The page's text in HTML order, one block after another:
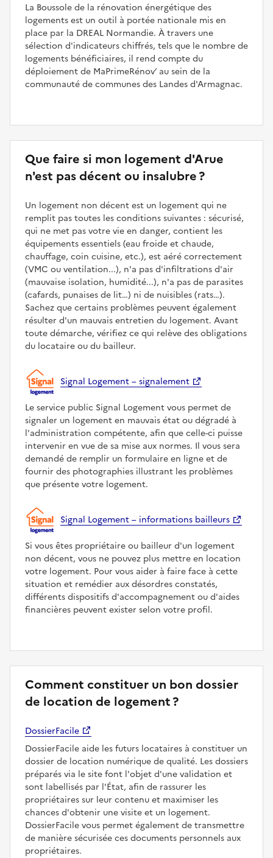
La Boussole de la rénovation énergétique des
logements est un outil à portée nationale mis en
place par la DREAL Normandie. À travers une
sélection d'indicateurs chiffrés, tels que le nombre de
logements bénéficiaires, il rend compte du
déploiement de MaPrimeRénov’ au sein de la
communauté de communes des Landes d'Armagnac.
Que faire si mon logement d'Arue
n'est pas décent ou insalubre ?
Un logement non décent est un logement qui ne
remplit pas toutes les conditions suivantes : sécurisé,
qui ne met pas votre vie en danger, contient les
équipements essentiels (eau froide et chaude,
chauffage, coin cuisine, etc.), est aéré correctement
(VMC ou ventilation...), n'a pas d'infiltrations d'air
(mauvaise isolation, humidité...), n'a pas de parasites
(cafards, punaises de lit…) ni de nuisibles (rats…).
Sachez que certains problèmes peuvent également
résulter d'un mauvais entretien du logement. Avant
toute démarche, vérifiez ce qui relève des obligations
du locataire ou du bailleur.
Signal Logement – signalement
Le service public Signal Logement vous permet de
signaler un logement en mauvais état ou dégradé à
l'administration compétente, afin que celle-ci puisse
intervenir en vue de sa mise aux normes. Il vous sera
demandé de remplir un formulaire en ligne et de
fournir des photographies illustrant les problèmes
que présente votre logement.
Signal Logement – informations bailleurs
Si vous êtes propriétaire ou bailleur d'un logement
non décent, vous ne pouvez plus mettre en location
votre logement. Pour vous aider à faire face à cette
situation et remédier aux désordres constatés,
différents dispositifs d'accompagnement ou d'aides
financières peuvent exister selon votre profil.
Comment constituer un bon dossier
de location de logement ?
DossierFacile
DossierFacile aide les futurs locataires à constituer un
dossier de location numérique de qualité. Les dossiers
préparés via le site font l'objet d'une validation et
sont labellisés par l'État, afin de rassurer les
propriétaires sur leur contenu et maximiser les
chances d'obtenir une visite et un logement.
DossierFacile vous permet également de transmettre
de manière sécurisée ces documents personnels aux
propriétaires.